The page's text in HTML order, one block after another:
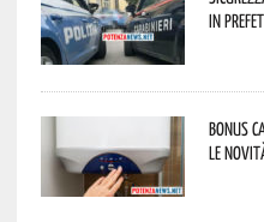
in
Bonus
le